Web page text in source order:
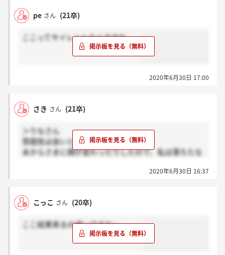
pe さん (21卒)
ここってサイレントなんですね、、
2020年6月30日 17:00
さき さん (21卒)
＞りなさん
雰囲気は良いとは言えませんでした。
あからさまに顔が変わったりしたので、私は落ちたな
2020年6月30日 16:37
こっこ さん (20卒)
ここ結果来るの遅いですねー、、、